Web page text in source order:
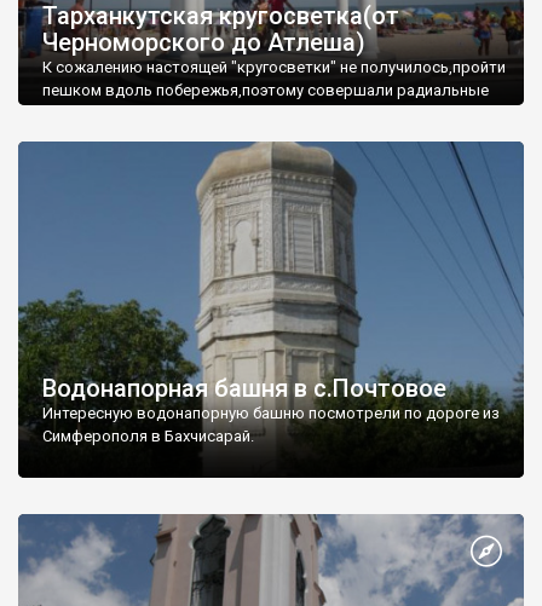
Тарханкутская кругосветка(от
Черноморского до Атлеша)
К сожалению настоящей "кругосветки" не получилось,пройти
пешком вдоль побережья,поэтому совершали радиальные
Водонапорная башня в с.Почтовое
Интересную водонапорную башню посмотрели по дороге из
Симферополя в Бахчисарай.